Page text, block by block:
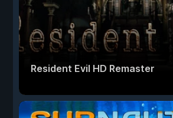
Resident Evil HD Remaster